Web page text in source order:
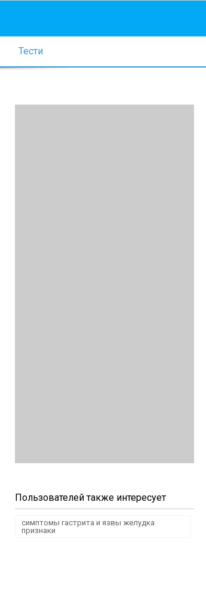
Тести
Пользователей также интересует
симптомы гастрита и язвы желудка
признаки